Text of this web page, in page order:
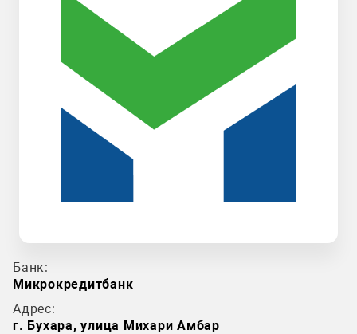
Банк:
Микрокредитбанк
Адрес:
г. Бухара, улица Миxари Амбар